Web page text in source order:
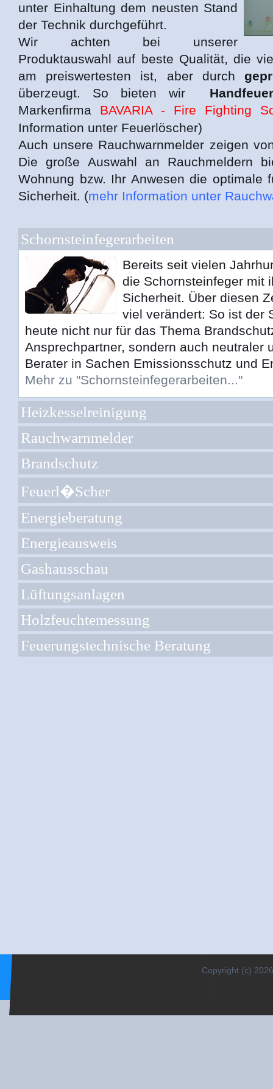
unter Einhaltung dem neusten Stand
der Technik durchgeführt.
Wir achten bei unserer
Produktauswahl auf beste Qualität, die
am preiswertesten ist, aber durch
überzeugt. So bieten wir
Markenfirma BAVARIA - Fire Fighting
Information unter Feuerlöscher)
Auch unsere Rauchwarnmelder zeigen
Die große Auswahl an Rauchmeldern
Wohnung bzw. Ihr Anwesen die optimale
Sicherheit. (mehr Information unter
Schornsteinfegerarbeiten
Bereits seit vielen
die Schornsteinfeger mit
Sicherheit. Über diesen
viel verändert: So ist der
heute nicht nur für das Thema
Ansprechpartner, sondern auch neutraler
Berater in Sachen Emissionsschutz und
Mehr zu "Schornsteinfegerarbeiten..."
Heizkesselreinigung
Rauchwarnmelder
Brandschutz
Feuerl�scher
Energieberatung
Energieausweis
Gashausschau
Lüftungsanlagen
Holzfeuchtemessung
Feuerungstechnische Beratung
Copyright (c)